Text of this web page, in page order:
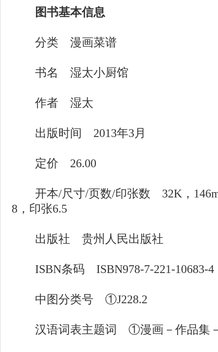
图书基本信息
分类 漫画菜谱
书名 湿太小厨馆
作者 湿太
出版时间 2013年3月
定价 26.00
开本/尺寸/页数/印张数 32K，
8，印张6.5
出版社 贵州人民出版社
ISBN条码 ISBN978-7-221-10683-4
中图分类号 ①J228.2
汉语词表主题词 ①漫画－作品集